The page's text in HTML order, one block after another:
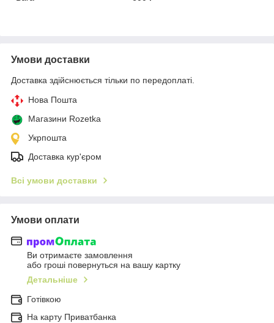
Умови доставки
Доставка здійснюється тільки по передоплаті.
Нова Пошта
Магазини Rozetka
Укрпошта
Доставка кур'єром
Всі умови доставки
Умови оплати
Ви отримаєте замовлення
або гроші повернуться на вашу картку
Детальніше
Готівкою
На карту Приватбанка